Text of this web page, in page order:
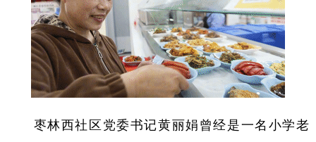
地方频道
北京 天津 河北 山西
辽宁 吉林 上海 江苏
浙江 安徽 福建 江西
山东 河南 湖北 湖南
枣林西社区党委书记黄丽娟曾经是一名小学老